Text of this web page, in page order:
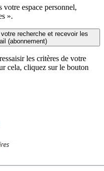
votre espace personnel,
».
recherche et recevoir les
(abonnement)
les critères de votre
cela, cliquez sur le bouton